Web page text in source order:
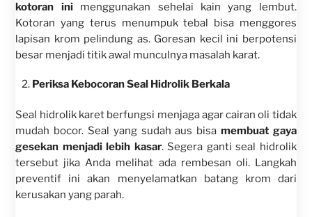
kotoran inimenggunakan sehelai kain yang lembut.
Kotoran yang terus menumpuk tebal bisa menggores
lapisan krom pelindung as. Goresan kecil ini berpotensi
besar menjadi titik awal munculnya masalah karat.
Periksa Kebocoran Seal Hidrolik Berkala
Seal hidrolik karet berfungsi menjaga agar cairan oli tidak
mudah bocor. Seal yang sudah aus bisa membuat gaya
gesekan menjadi lebih kasar. Segera ganti seal hidrolik
tersebut jika Anda melihat ada rembesan oli. Langkah
preventif ini akan menyelamatkan batang krom dari
kerusakan yang parah.